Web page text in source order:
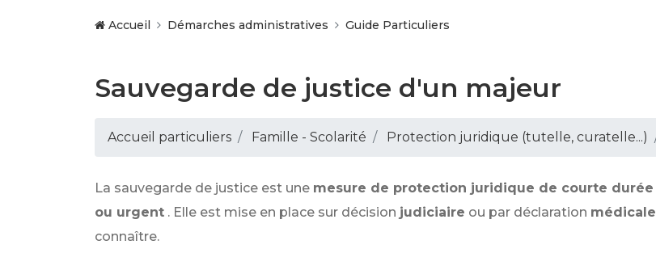
Accueil Démarches administratives Guide Particuliers
Sauvegarde de justice d'un majeur
Accueil particuliers Famille - Scolarité Protection juridique (tutelle, curatelle...)
La sauvegarde de justice est une mesure de protection juridique de courte durée
ou urgent . Elle est mise en place sur décision judiciaire ou par déclaration médicale
connaître.